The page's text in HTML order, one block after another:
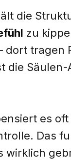
die
zu
dort tragen
die
es
Das
wirklich